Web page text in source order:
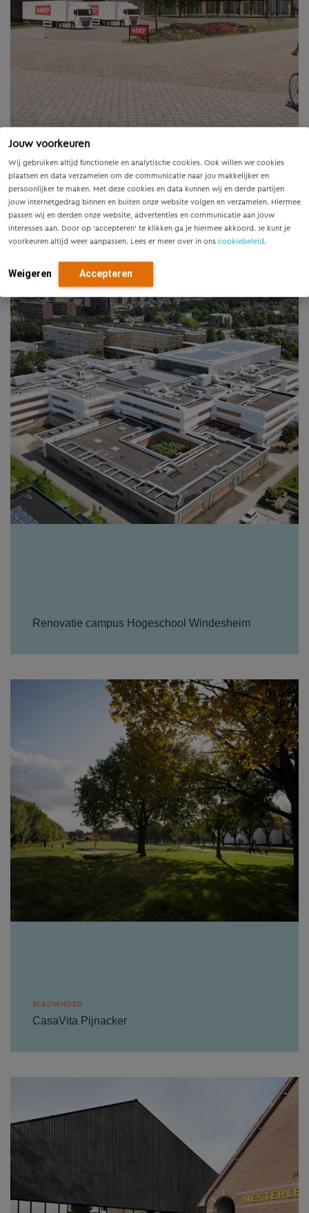
Jouw voorkeuren
Wij gebruiken altijd functionele en analytische cookies. Ook willen we cookies
plaatsen en data verzamelen om de communicatie naar jou makkelijker en
persoonlijker te maken. Met deze cookies en data kunnen wij en derde partijen
jouw internetgedrag binnen en buiten onze website volgen en verzamelen. Hiermee
passen wij en derden onze website, advertenties en communicatie aan jouw
interesses aan. Door op ‘accepteren’ te klikken ga je hiermee akkoord. Je kunt je
voorkeuren altijd weer aanpassen. Lees er meer over in ons cookiebeleid.
Weigeren Accepteren
Nieuwbouw kantoor en opslaghal, Havep
Havep is een bedrijf in work- en protective
duurzaamheidsvisie dat groot is geworden...
Renovatie campus Hogeschool Windesheim
geweest bij de renovatie van de gebouwen B
BLAUWHOED
CasaVita Pijnacker
gezond kan leven. Waar je samen met de buurt